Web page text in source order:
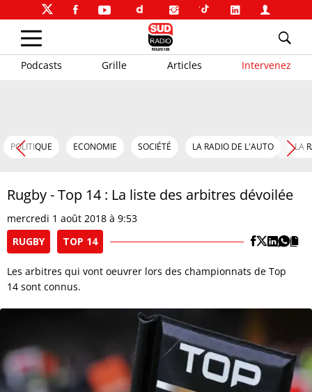
Podcasts Grille Articles Intervenez
POLITIQUE ECONOMIE SOCIÉTÉ LA RADIO DE L'AUTO LA
Rugby - Top 14 : La liste des arbitres dévoilée
mercredi 1 août 2018 à 9:53
RUGBY
TOP 14
Les arbitres qui vont oeuvrer lors des championnats de Top
14 sont connus.